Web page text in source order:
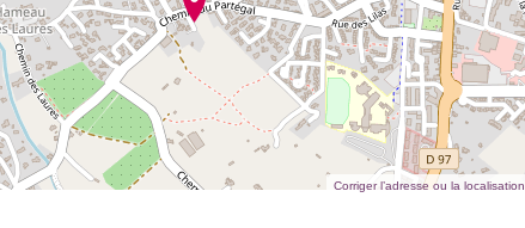
Corriger l’adresse ou la localisation